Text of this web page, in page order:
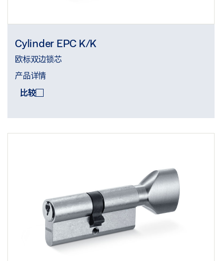
Cylinder EPC K/K
欧标双边锁芯
产品详情
比较